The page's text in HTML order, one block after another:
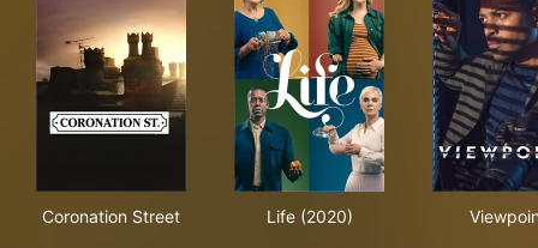
Coronation Street Life (2020)